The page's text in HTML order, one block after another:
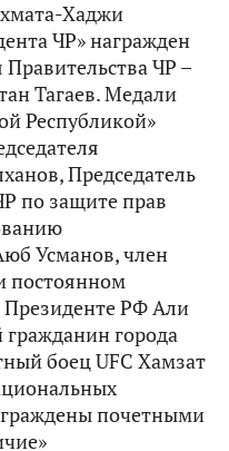
Хаджи
ЧР» награжден
Правительства ЧР –
Тагаев. Медали
Республикой»
Председатель
по защите прав
Усманов, член
постоянном
Президенте РФ Али
города
боец UFC Хамзат
почетными